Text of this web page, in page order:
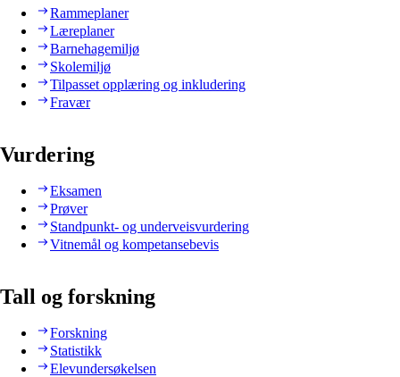
Rammeplaner
Læreplaner
Barnehagemiljø
Skolemiljø
Tilpasset opplæring og inkludering
Fravær
Vurdering
Eksamen
Prøver
Standpunkt- og underveisvurdering
Vitnemål og kompetansebevis
Tall og forskning
Forskning
Statistikk
Elevundersøkelsen